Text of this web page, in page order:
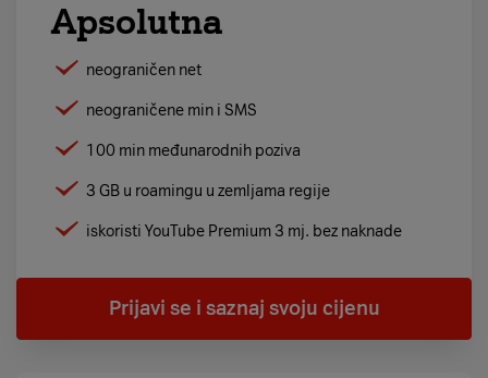
Apsolutna
neograničen net
neograničene min i SMS
100 min međunarodnih poziva
3 GB u roamingu u zemljama regije
iskoristi YouTube Premium 3 mj. bez naknade
Prijavi se i saznaj svoju cijenu